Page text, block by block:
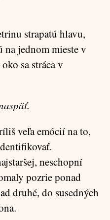
strapatú hlavu,
na jednom mieste v
sa stráca v
veľa emócií na to,
neschopní
pozrie ponad
druhé, do susedných